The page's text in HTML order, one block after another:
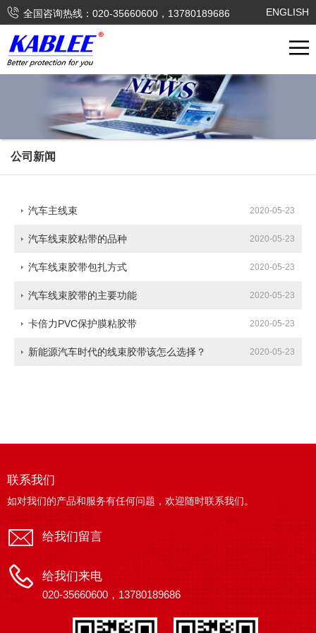
ENGLISH
 全国咨询热线：020-35660600，13780189686
公司新闻
2020-05-23
汽车主线束
2020-05-23
汽车线束胶粘带的品种
2020-05-23
汽车线束胶带包扎方式
2020-05-23
汽车线束胶带的主要功能
2020-05-23
卡倍力PVC保护膜粘胶带
2020-05-23
新能源汽车时代的线束胶带该怎么选择？
联系我们
如对我们的产品和服务有任何问题，欢迎随时联系我们。
给我们留言
给我们来电
020-35660600，13780189686